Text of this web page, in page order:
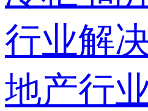
行业解
地产行